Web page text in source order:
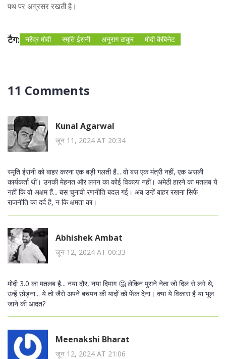
पथ पर अग्रसर रखती है।
टैग: नरेंद्र मोदी स्मृति ईरानी अनुराग ठाकुर मोदी कैबिनेट
11 Comments
Kunal Agarwal
जून 11, 2024 AT 20:34
स्मृति ईरानी को बाहर करना एक बड़ी गलती है... वो बस एक मंत्री नहीं, एक असली
कार्यकर्ता थीं। उनकी मेहनत और लगन का कोई विकल्प नहीं। अमेठी हारने का मतलब ये
नहीं कि वो अक्षम हैं... बस चुनावी रणनीति बदल गई। अब उन्हें बाहर रखना सिर्फ
राजनीति का दर्द है, न कि क्षमता का।
Abhishek Ambat
जून 12, 2024 AT 00:33
मोदी 3.0 का मतलब है... नया दौर, नया दिमाग 🤔 लेकिन पुराने नेता जो दिल से लगे थे,
उन्हें छोड़ना... ये तो जैसे अपने बचपन की यादों को फेंक देना। क्या ये विकास है या भूल
जाने की आदत?
Meenakshi Bharat
जून 12, 2024 AT 21:06